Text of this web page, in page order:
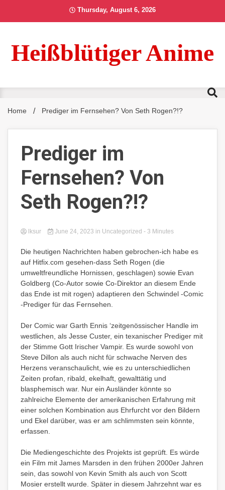
Thursday, August 6, 2026
Heißblütiger Anime
Home Prediger im Fernsehen? Von Seth Rogen?!?
Prediger im
Fernsehen? Von
Seth Rogen?!?
lksur June 24, 2023 in Uncategorized - 3 Minutes
Die heutigen Nachrichten haben gebrochen-ich habe es
auf Hitfix.com gesehen-dass Seth Rogen (die
umweltfreundliche Hornissen, geschlagen) sowie Evan
Goldberg (Co-Autor sowie Co-Direktor an diesem Ende
das Ende ist mit rogen) adaptieren den Schwindel -Comic
-Prediger für das Fernsehen.
Der Comic war Garth Ennis ‘zeitgenössischer Handle im
westlichen, als Jesse Custer, ein texanischer Prediger mit
der Stimme Gott Irischer Vampir. Es wurde sowohl von
Steve Dillon als auch nicht für schwache Nerven des
Herzens veranschaulicht, wie es zu unterschiedlichen
Zeiten profan, ribald, ekelhaft, gewalttätig und
blasphemisch war. Nur ein Ausländer könnte so
zahlreiche Elemente der amerikanischen Erfahrung mit
einer solchen Kombination aus Ehrfurcht vor den Bildern
und Ekel darüber, was er am schlimmsten sein könnte,
erfassen.
Die Mediengeschichte des Projekts ist geprüft. Es würde
ein Film mit James Marsden in den frühen 2000er Jahren
sein, das sowohl von Kevin Smith als auch von Scott
Mosier erstellt wurde. Später in diesem Jahrzehnt war es